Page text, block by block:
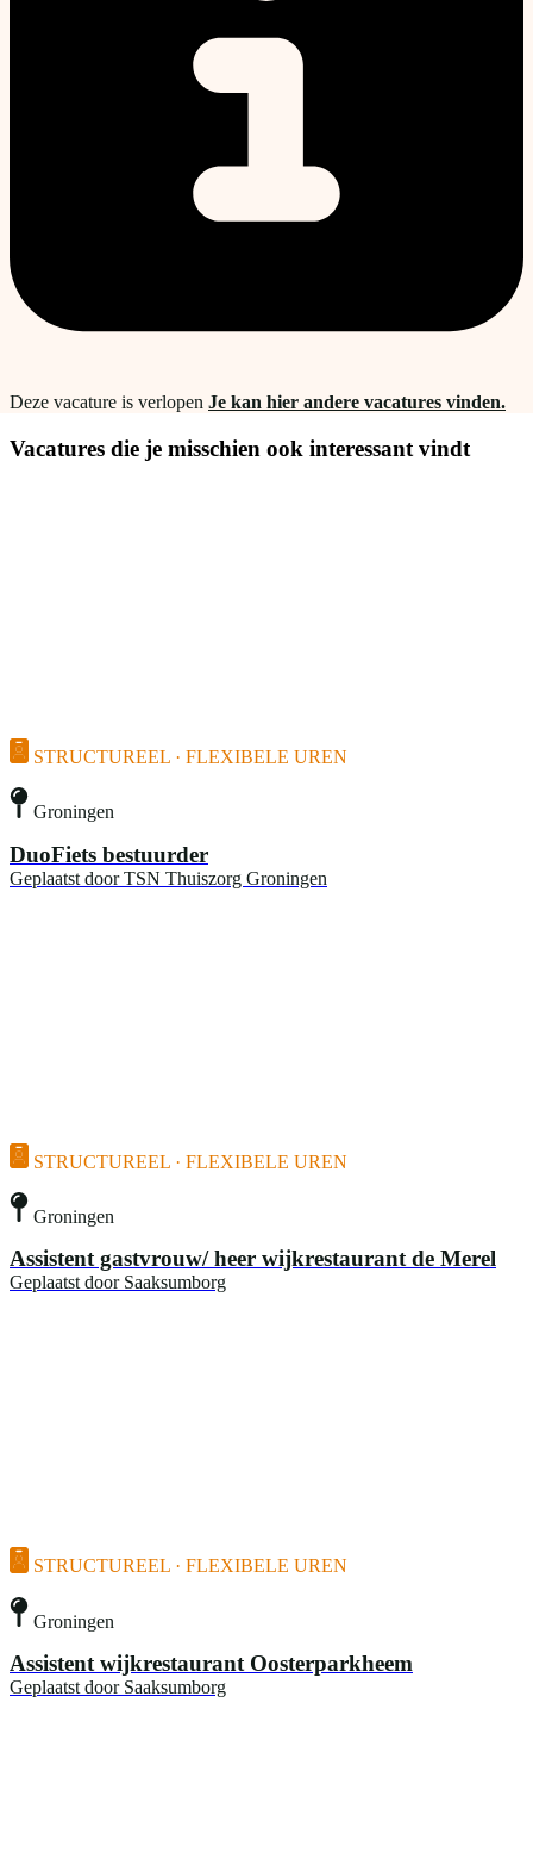
Deze vacature is verlopen Je kan hier andere vacatures vinden.
Vacatures die je misschien ook interessant vindt
STRUCTUREEL · FLEXIBELE UREN
Groningen
DuoFiets bestuurder
Geplaatst door TSN Thuiszorg Groningen
STRUCTUREEL · FLEXIBELE UREN
Groningen
Assistent gastvrouw/ heer wijkrestaurant de Merel
Geplaatst door Saaksumborg
STRUCTUREEL · FLEXIBELE UREN
Groningen
Assistent wijkrestaurant Oosterparkheem
Geplaatst door Saaksumborg